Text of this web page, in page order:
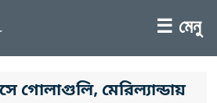
☰ মেনু
গোলাগুলি, মেরিল্যান্ডায়